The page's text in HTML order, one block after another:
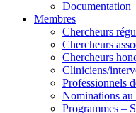
Documentation
Membres
Chercheurs
Chercheurs
Chercheurs
Cliniciens/
Professionnels
Nominations au
Programmes –